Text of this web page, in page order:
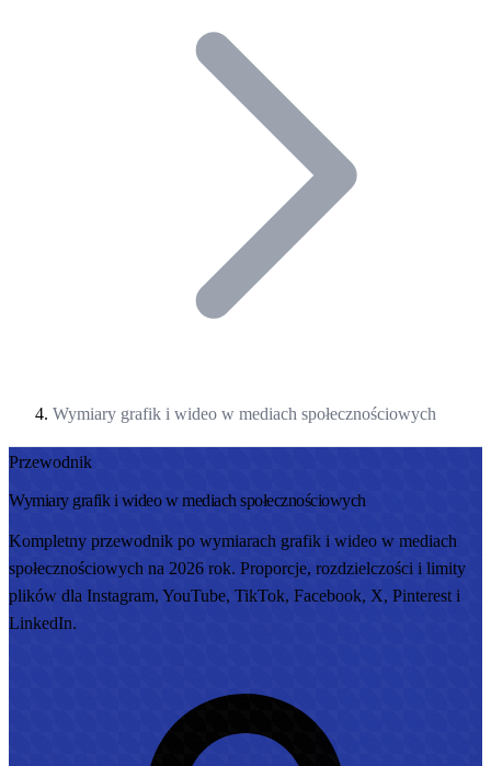
Wymiary grafik i wideo w mediach społecznościowych
Przewodnik
Wymiary grafik i wideo w mediach społecznościowych
Kompletny przewodnik po wymiarach grafik i wideo w mediach
społecznościowych na 2026 rok. Proporcje, rozdzielczości i limity
plików dla Instagram, YouTube, TikTok, Facebook, X, Pinterest i
LinkedIn.